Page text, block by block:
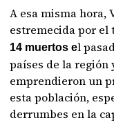
A esa misma hora,
estremecida por el
14 muertos el
países de la región
emprendieron un
esta población,
derrumbes en la